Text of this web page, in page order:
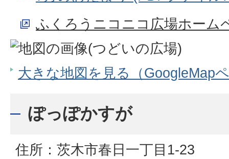
ふくろうニコニコ広場ホーム
大きな地図を見る（GoogleMap
ぽっぽかすが
住所：茨木市春日一丁目1-23